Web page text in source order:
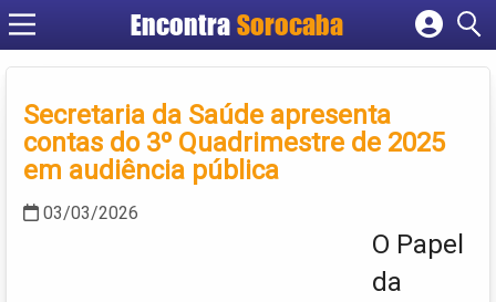
EncontraSorocaba
Cadastrar empresa
Criar conta
Secretaria da Saúde apresenta
contas do 3º Quadrimestre de 2025
em audiência pública
03/03/2026
O Papel
da